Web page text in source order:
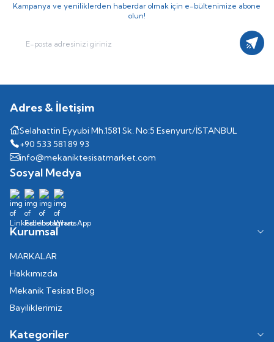
Kampanya ve yeniliklerden haberdar olmak için e-bültenimize abone
olun!
Adres & İletişim
Selahattin Eyyubi Mh.1581 Sk. No:5 Esenyurt/İSTANBUL
+90 533 581 89 93
info@mekaniktesisatmarket.com
Sosyal Medya
Kurumsal
MARKALAR
Hakkımızda
Mekanik Tesisat Blog
Bayiliklerimiz
Kategoriler